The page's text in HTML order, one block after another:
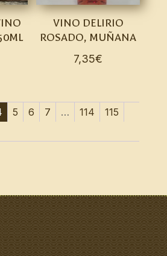
VINO DELIRIO
ROSADO, MUÑANA
7,35€
5 6 7 … 114
115